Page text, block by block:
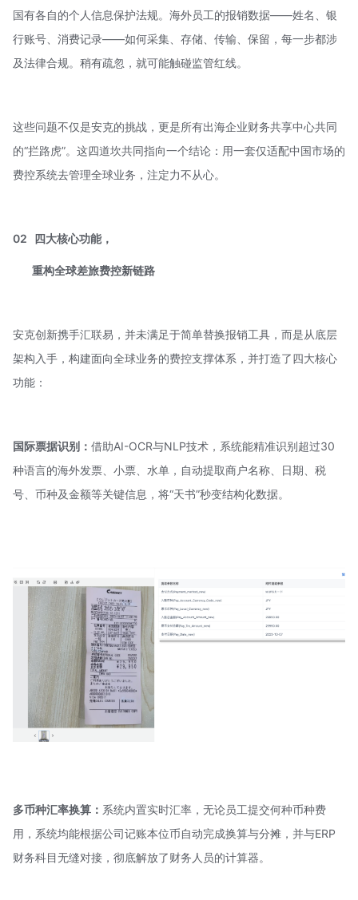
国有各自的个人信息保护法规。海外员工的报销数据——姓名、银
行账号、消费记录——如何采集、存储、传输、保留，每一步都涉
及法律合规。稍有疏忽，就可能触碰监管红线。
这些问题不仅是安克的挑战，更是所有出海企业财务共享中心共同
的“拦路虎”。这四道坎共同指向一个结论：用一套仅适配中国市场的
费控系统去管理全球业务，注定力不从心。
02 四大核心功能，
重构全球差旅费控新链路
安克创新携手汇联易，并未满足于简单替换报销工具，而是从底层
架构入手，构建面向全球业务的费控支撑体系，并打造了四大核心
功能：
国际票据识别： 借助AI-OCR与NLP技术，系统能精准识别超过30
种语言的海外发票、小票、水单，自动提取商户名称、日期、税
号、币种及金额等关键信息，将“天书”秒变结构化数据。
多币种汇率换算： 系统内置实时汇率，无论员工提交何种币种费
用，系统均能根据公司记账本位币自动完成换算与分摊，并与ERP
财务科目无缝对接，彻底解放了财务人员的计算器。